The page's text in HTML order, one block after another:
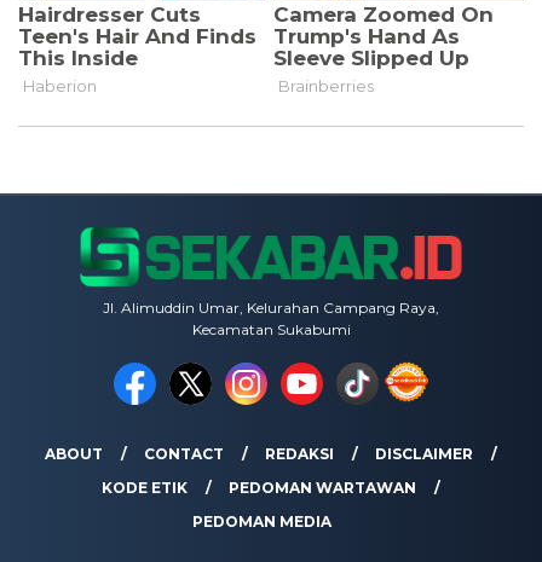
Jl. Alimuddin Umar, Kelurahan Campang Raya,
Kecamatan Sukabumi
ABOUT CONTACT REDAKSI
DISCLAIMER
KODE ETIK
PEDOMAN WARTAWAN
PEDOMAN MEDIA